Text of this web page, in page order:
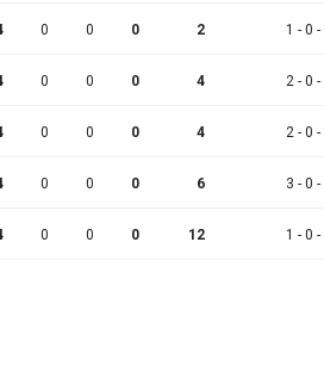
0 0 0 2 1 - 0 -
0 0 0 4 2 - 0 -
0 0 0 4 2 - 0 -
0 0 0 6 3 - 0 -
0 0 0 12 1 - 0 -